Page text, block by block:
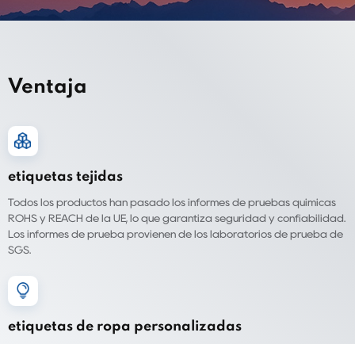
Ventaja
etiquetas tejidas
Todos los productos han pasado los informes de pruebas químicas
ROHS y REACH de la UE, lo que garantiza seguridad y confiabilidad.
Los informes de prueba provienen de los laboratorios de prueba de
SGS.
etiquetas de ropa personalizadas